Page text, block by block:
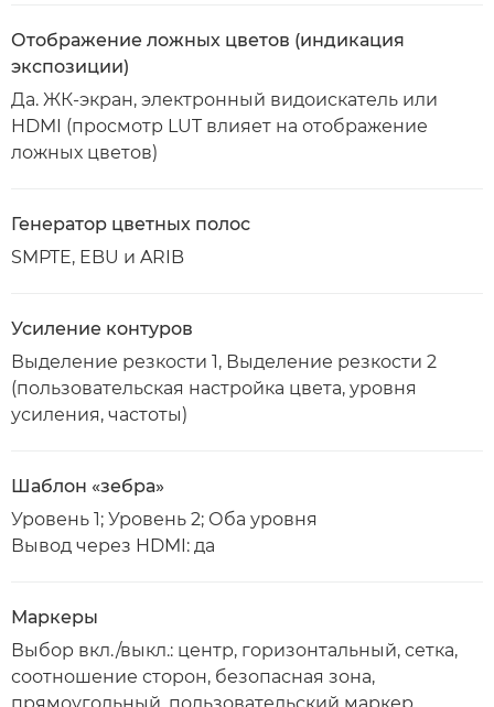
Отображение ложных цветов (индикация
экспозиции)
Да. ЖК-экран, электронный видоискатель или
HDMI (просмотр LUT влияет на отображение
ложных цветов)
Генератор цветных полос
SMPTE, EBU и ARIB
Усиление контуров
Выделение резкости 1, Выделение резкости 2
(пользовательская настройка цвета, уровня
усиления, частоты)
Шаблон «зебра»
Уровень 1; Уровень 2; Оба уровня
Вывод через HDMI: да
Маркеры
Выбор вкл./выкл.: центр, горизонтальный, сетка,
соотношение сторон, безопасная зона,